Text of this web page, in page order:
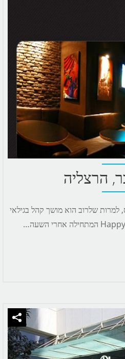
הרצליה
למרות שלרוב הוא מושך קהל בגילאי